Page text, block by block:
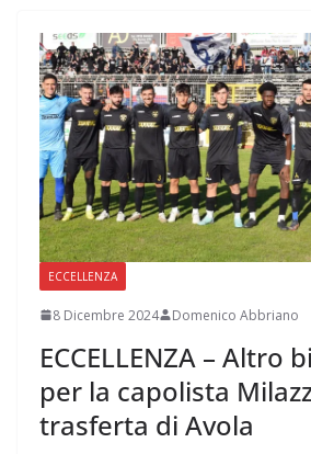
ECCELLENZA
8 Dicembre 2024 Domenico Abbriano
ECCELLENZA – Altro
per la capolista
trasferta di Avola